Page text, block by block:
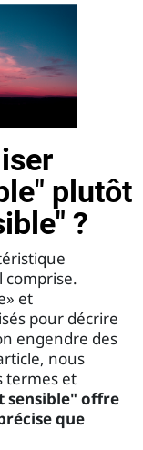
plutôt
?
comprise.
et
pour décrire
engendre des
nous
termes et
sensible" offre
que